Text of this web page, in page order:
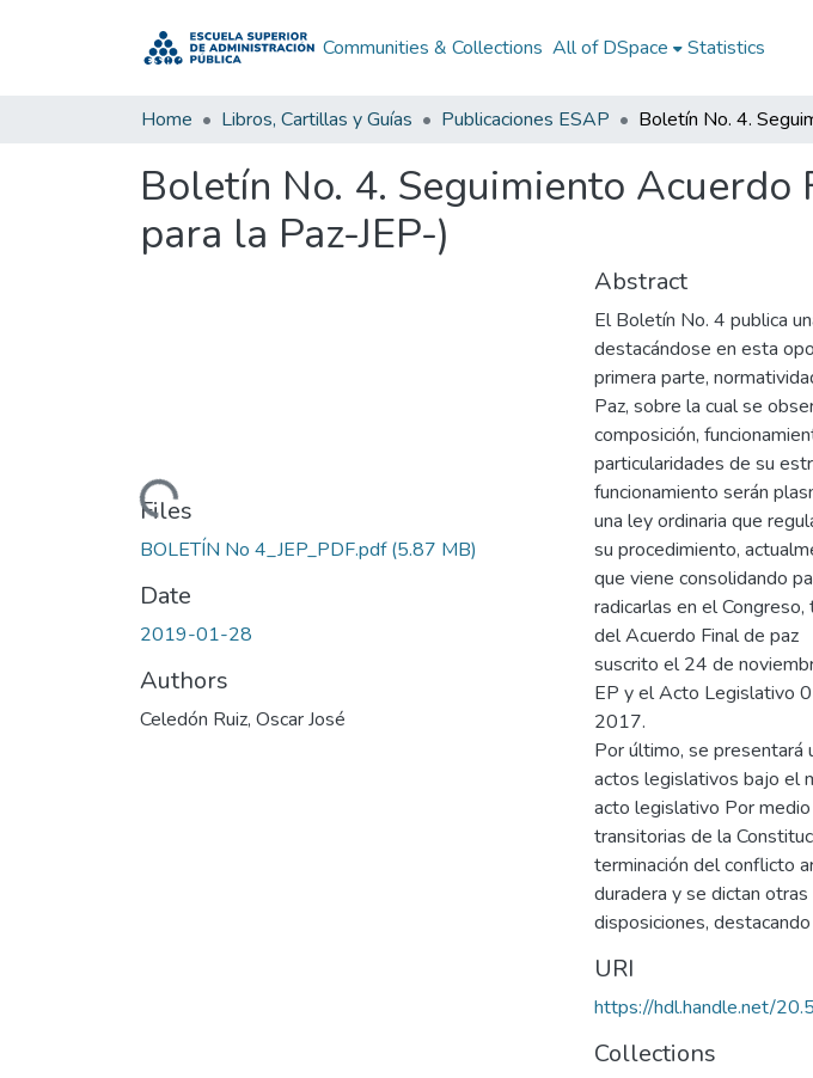
Communities & Collections All of DSpace Statistics
Home Libros, Cartillas y Guías Publicaciones ESAP
Boletín No. 4. Seguimiento Acuerdo
para la Paz-JEP-)
Loading...
Files
BOLETÍN No 4_JEP_PDF.pdf(5.87 MB)
Date
2019-01-28
Authors
Celedón Ruiz, Oscar José
Abstract
El Boletín No. 4 publica
destacándose en esta
primera parte,
Paz, sobre la cual se
composición,
particularidades de su
funcionamiento serán
una ley ordinaria que
su procedimiento,
que viene consolidando
radicarlas en el
del Acuerdo Final de paz
suscrito el 24 de
EP y el Acto Legislativo
2017.
Por último, se
actos legislativos bajo el
acto legislativo Por
transitorias de la
terminación del conflicto
duradera y se dictan otras
disposiciones,
URI
https://hdl.handle.net/
Collections